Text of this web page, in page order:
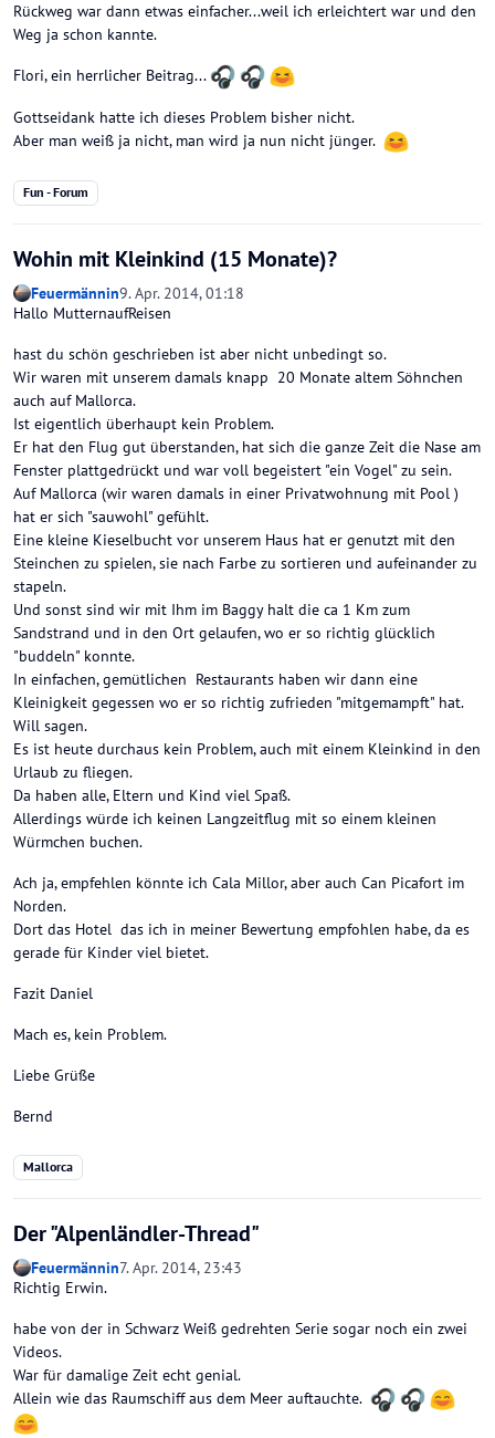
Rückweg war dann etwas einfacher...weil ich erleichtert war und den
Weg ja schon kannte.
Flori, ein herrlicher Beitrag...
Gottseidank hatte ich dieses Problem bisher nicht.
Aber man weiß ja nicht, man wird ja nun nicht jünger.
Fun - Forum
Wohin mit Kleinkind (15 Monate)?
Feuermännin9. Apr. 2014, 01:18
Hallo MutternaufReisen
hast du schön geschrieben ist aber nicht unbedingt so.
Wir waren mit unserem damals knapp 20 Monate altem Söhnchen
auch auf Mallorca.
Ist eigentlich überhaupt kein Problem.
Er hat den Flug gut überstanden, hat sich die ganze Zeit die Nase am
Fenster plattgedrückt und war voll begeistert "ein Vogel" zu sein.
Auf Mallorca (wir waren damals in einer Privatwohnung mit Pool )
hat er sich "sauwohl" gefühlt.
Eine kleine Kieselbucht vor unserem Haus hat er genutzt mit den
Steinchen zu spielen, sie nach Farbe zu sortieren und aufeinander zu
stapeln.
Und sonst sind wir mit Ihm im Baggy halt die ca 1 Km zum
Sandstrand und in den Ort gelaufen, wo er so richtig glücklich
"buddeln" konnte.
In einfachen, gemütlichen Restaurants haben wir dann eine
Kleinigkeit gegessen wo er so richtig zufrieden "mitgemampft" hat.
Will sagen.
Es ist heute durchaus kein Problem, auch mit einem Kleinkind in den
Urlaub zu fliegen.
Da haben alle, Eltern und Kind viel Spaß.
Allerdings würde ich keinen Langzeitflug mit so einem kleinen
Würmchen buchen.
Ach ja, empfehlen könnte ich Cala Millor, aber auch Can Picafort im
Norden.
Dort das Hotel das ich in meiner Bewertung empfohlen habe, da es
gerade für Kinder viel bietet.
Fazit Daniel
Mach es, kein Problem.
Liebe Grüße
Bernd
Mallorca
Der "Alpenländler-Thread"
Feuermännin7. Apr. 2014, 23:43
Richtig Erwin.
habe von der in Schwarz Weiß gedrehten Serie sogar noch ein zwei
Videos.
War für damalige Zeit echt genial.
Allein wie das Raumschiff aus dem Meer auftauchte.